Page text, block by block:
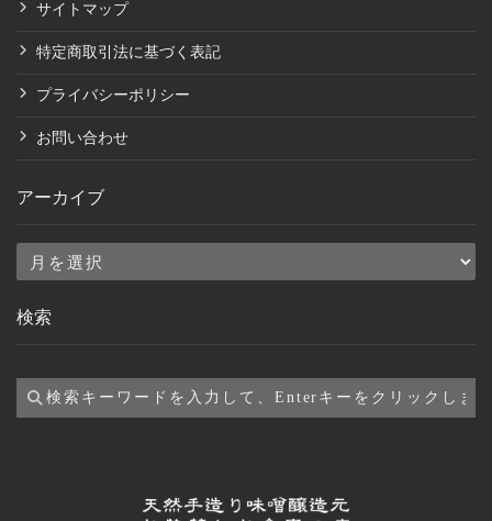
サイトマップ
特定商取引法に基づく表記
プライバシーポリシー
お問い合わせ
アーカイブ
ア
カ
ブ
検索